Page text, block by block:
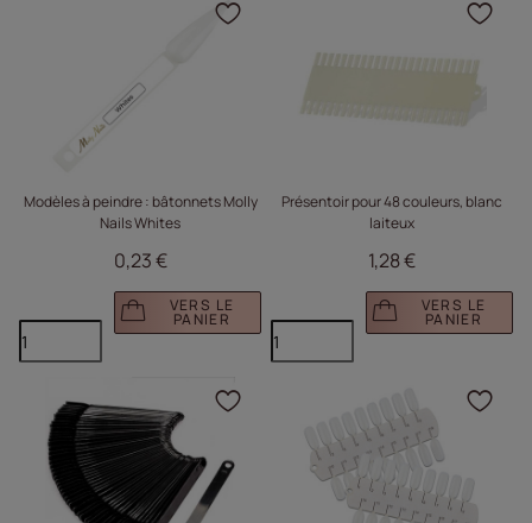
Modèles à peindre : bâtonnets Molly
Nails Whites
0,23 €
VERS LE
PANIER
Cliquez pour ajouter
Présentoir pour 48 couleurs, blanc
laiteux
1,28 €
VERS LE
PANIER
Cliquez pour ajouter